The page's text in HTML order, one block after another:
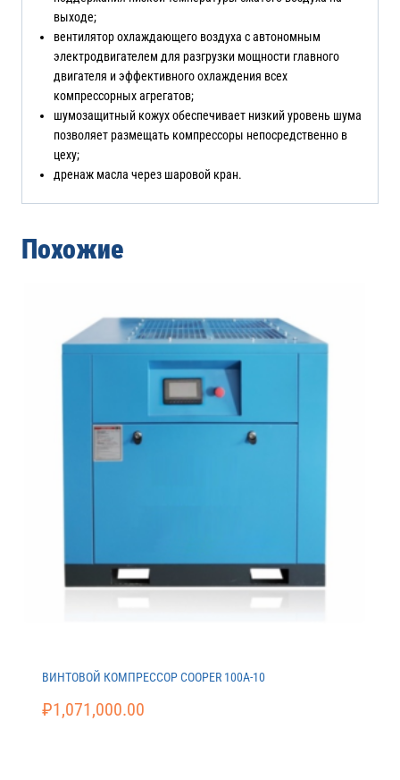
выходе;
вентилятор охлаждающего воздуха с автономным
электродвигателем для разгрузки мощности главного
двигателя и эффективного охлаждения всех
компрессорных агрегатов;
шумозащитный кожух обеспечивает низкий уровень шума
позволяет размещать компрессоры непосредственно в
цеху;
дренаж масла через шаровой кран.
Похожие
ВИНТОВОЙ КОМПРЕССОР COOPER 100A-10
₽1,071,000.00